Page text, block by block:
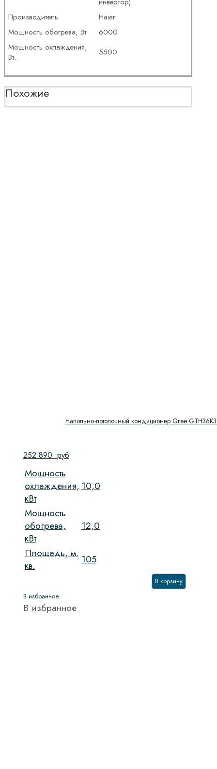
Производитель
Haier
Мощность обогрева, Вт
6000
Мощность охлаждения,
Вт.
5500
Похожие
Напольно-потолочный кондиционер Gree
252 890 руб
Мощность
охлаждения,
кВт
10,0
Мощность
обогрева,
кВт
12,0
Площадь, м.
кв.
105
В корзину
В избранное
В избранное